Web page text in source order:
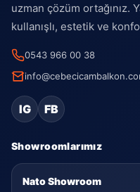
uzman çözüm ortağınız.
kullanışlı, estetik ve
0543 966 00 38
IG FB
Showroomlarımız
Nato Showroom